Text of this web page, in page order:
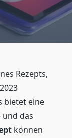
Rezepts,
bietet eine
und das
können